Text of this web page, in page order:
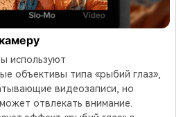
используют
объективы типа «рыбий глаз»,
видеозаписи, но
отвлекать внимание.